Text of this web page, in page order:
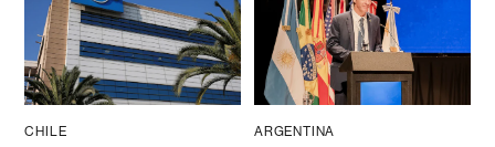
CHILE ARGENTINA